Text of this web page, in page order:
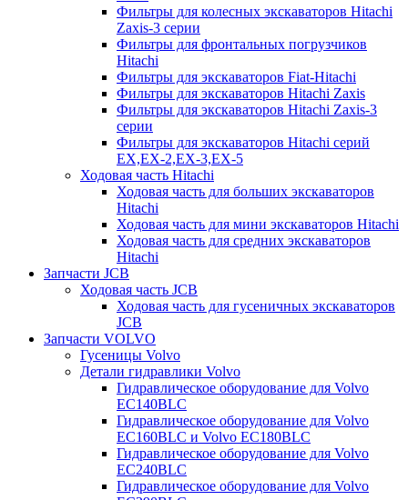
Фильтры для колесных экскаваторов Hitachi
Zaxis-3 серии
Фильтры для фронтальных погрузчиков
Hitachi
Фильтры для экскаваторов Fiat-Hitachi
Фильтры для экскаваторов Hitachi Zaxis
Фильтры для экскаваторов Hitachi Zaxis-3
серии
Фильтры для экскаваторов Hitachi серий
EX,EX-2,EX-3,EX-5
Ходовая часть Hitachi
Ходовая часть для больших экскаваторов
Hitachi
Ходовая часть для мини экскаваторов Hitachi
Ходовая часть для средних экскаваторов
Hitachi
Запчасти JCB
Ходовая часть JCB
Ходовая часть для гусеничных экскаваторов
JCB
Запчасти VOLVO
Гусеницы Volvo
Детали гидравлики Volvo
Гидравлическое оборудование для Volvo
EC140BLC
Гидравлическое оборудование для Volvo
EC160BLC и Volvo EC180BLC
Гидравлическое оборудование для Volvo
EC240BLC
Гидравлическое оборудование для Volvo